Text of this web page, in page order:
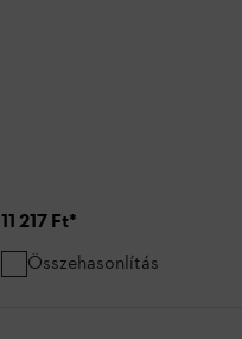
11 217 Ft*
Összehasonlítás